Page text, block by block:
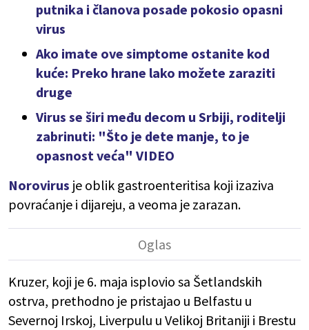
putnika i članova posade pokosio opasni
virus
Ako imate ove simptome ostanite kod
kuće: Preko hrane lako možete zaraziti
druge
Virus se širi među decom u Srbiji, roditelji
zabrinuti: "Što je dete manje, to je
opasnost veća" VIDEO
Norovirus je oblik gastroenteritisa koji izaziva
povraćanje i dijareju, a veoma je zarazan.
Kruzer, koji je 6. maja isplovio sa Šetlandskih
ostrva, prethodno je pristajao u Belfastu u
Severnoj Irskoj, Liverpulu u Velikoj Britaniji i Brestu